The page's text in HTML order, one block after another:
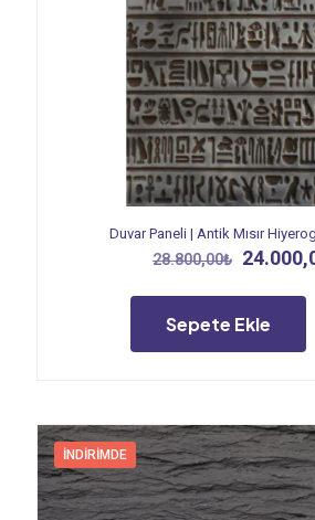
Duvar Paneli | Antik Mısır
28.800,00₺ Orijinal
Sepete Ekle
İNDIRIMDE